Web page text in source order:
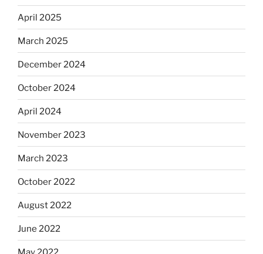
April 2025
March 2025
December 2024
October 2024
April 2024
November 2023
March 2023
October 2022
August 2022
June 2022